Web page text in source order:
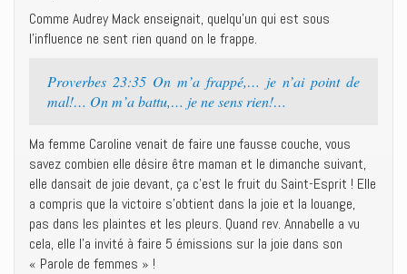
Comme Audrey Mack enseignait, quelqu’un qui est sous
l’influence ne sent rien quand on le frappe.
Proverbes 23:35 On m’a frappé,… je n’ai point de
mal!… On m’a battu,… je ne sens rien!…
Ma femme Caroline venait de faire une fausse couche, vous
savez combien elle désire être maman et le dimanche suivant,
elle dansait de joie devant, ça c’est le fruit du Saint-Esprit ! Elle
a compris que la victoire s’obtient dans la joie et la louange,
pas dans les plaintes et les pleurs. Quand rev. Annabelle a vu
cela, elle l’a invité à faire 5 émissions sur la joie dans son
« Parole de femmes » !